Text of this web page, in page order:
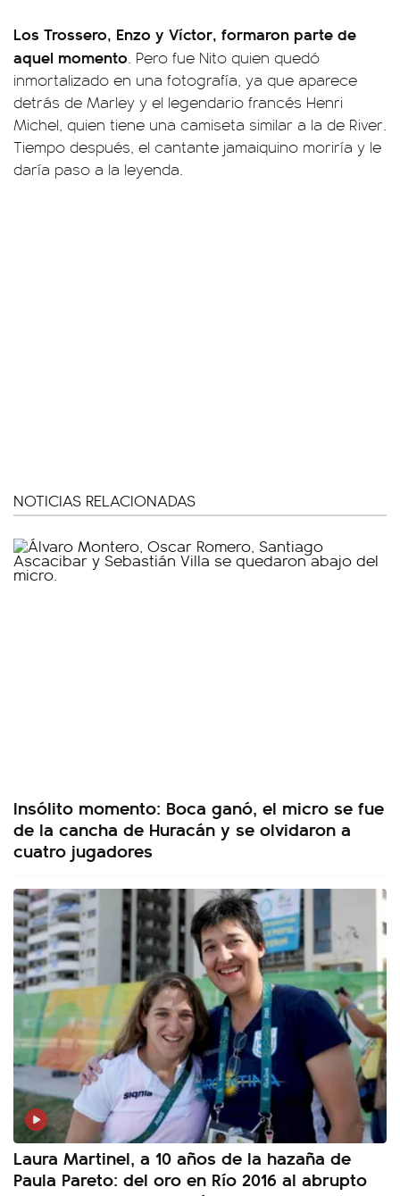
Los Trossero, Enzo y Víctor, formaron parte de
aquel momento. Pero fue Nito quien quedó
inmortalizado en una fotografía, ya que aparece
detrás de Marley y el legendario francés Henri
Michel, quien tiene una camiseta similar a la de River.
Tiempo después, el cantante jamaiquino moriría y le
daría paso a la leyenda.
NOTICIAS RELACIONADAS
Insólito momento: Boca ganó, el micro se fue
de la cancha de Huracán y se olvidaron a
cuatro jugadores
Laura Martinel, a 10 años de la hazaña de
Paula Pareto: del oro en Río 2016 al abrupto